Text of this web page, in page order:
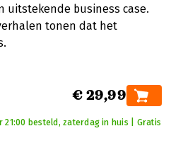
uitstekende business case.
tonen dat het
€ 29,99
21:00 besteld, zaterdag in huis | Gratis